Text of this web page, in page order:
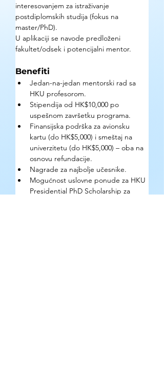
interesovanjem za istraživanje
postdiplomskih studija (fokus na
master/PhD).
U aplikaciji se navode predloženi
fakultet/odsek i potencijalni mentor.
Benefiti
Jedan-na-jedan mentorski rad sa
HKU profesorom.
Stipendija od HK$10,000 po
uspešnom završetku programa.
Finansijska podrška za avionsku
kartu (do HK$5,000) i smeštaj na
univerzitetu (do HK$5,000) – oba na
osnovu refundacije.
Nagrade za najbolje učesnike.
Mogućnost uslovne ponude za HKU
Presidential PhD Scholarship za